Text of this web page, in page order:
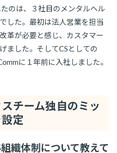
のは、３社目のメンタルヘル
した。最初は法人営業を担当
革が必要と感じ、カスタマー
ました。そしてCSとしての
に１年前に入社しました。
チーム独自のミッ
定
織体制について教えて